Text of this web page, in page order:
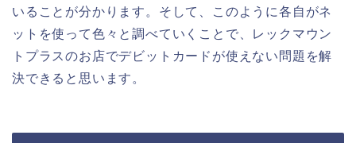
いることが分かります。そして、このように各自がネ
ットを使って色々と調べていくことで、レックマウン
トプラスのお店でデビットカードが使えない問題を解
決できると思います。